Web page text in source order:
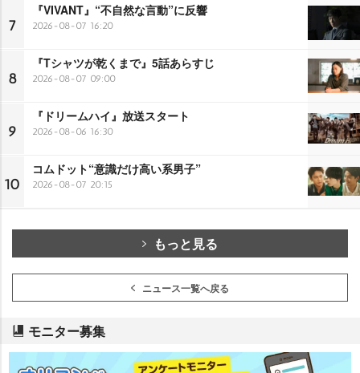
7
『VIVANT』“不自然な言動”に反響
2026-08-07 16:20
8
『Tシャツが乾くまで』5話あらすじ
2026-08-07 09:00
9
『ドリームハイ』放送スタート
2026-08-06 16:30
10
コムドット“意識だけ高い系男子”
2026-08-07 20:15
もっと見る
ニュース一覧へ戻る
モニター募集